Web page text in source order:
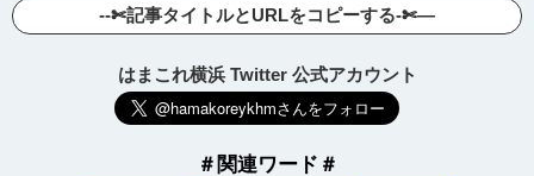
--✄記事タイトルとURLをコピーする-✄—
はまこれ横浜 Twitter 公式アカウント
＃関連ワード＃